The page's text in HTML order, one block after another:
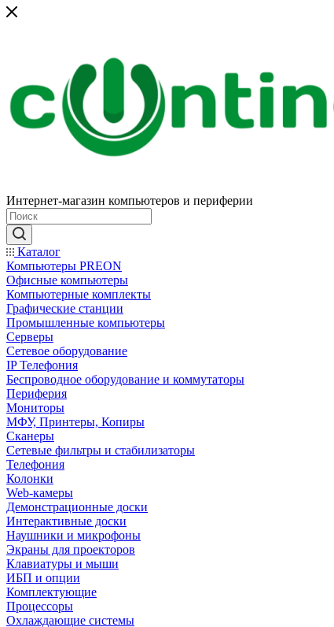
Интернет-магазин компьютеров и периферии
Каталог
Компьютеры PREON
Офисные компьютеры
Компьютерные комплекты
Графические станции
Промышленные компьютеры
Серверы
Сетевое оборудование
IP Телефония
Беспроводное оборудование и коммутаторы
Периферия
Мониторы
МФУ, Принтеры, Копиры
Сканеры
Сетевые фильтры и стабилизаторы
Телефония
Колонки
Web-камеры
Демонстрационные доски
Интерактивные доски
Наушники и микрофоны
Экраны для проекторов
Клавиатуры и мыши
ИБП и опции
Комплектующие
Процессоры
Охлаждающие системы